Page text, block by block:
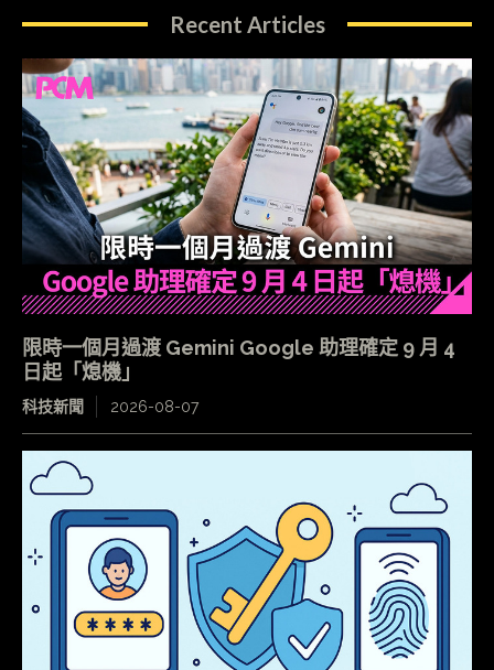
Recent Articles
限時一個月過渡 Gemini Google 助理確定 9 月 4
日起「熄機」
科技新聞 2026-08-07